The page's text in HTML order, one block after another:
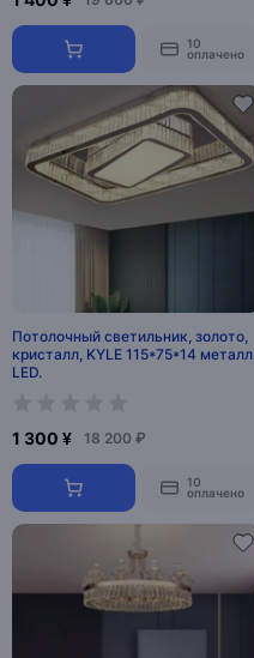
10
оплачено
Потолочный светильник, золото,
кристалл, KYLE 115*75*14 металл,
LED.
1 300 ¥ 18 200 ₽
10
оплачено